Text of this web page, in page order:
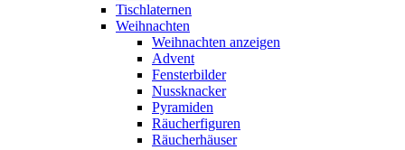
Tischlaternen
Weihnachten
Weihnachten anzeigen
Advent
Fensterbilder
Nussknacker
Pyramiden
Räucherfiguren
Räucherhäuser